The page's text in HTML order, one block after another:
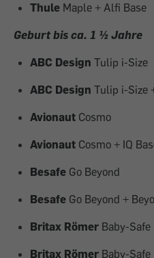
Thule Maple + Alfi Base
Geburt bis ca. 1 ½ Jahre
ABC Design Tulip i-
ABC Design Tulip i-Size
Avionaut Cosmo
Avionaut Cosmo + IQ
Besafe Go Beyond
Besafe Go Beyond +
Britax Römer Baby-
Britax Römer Baby-